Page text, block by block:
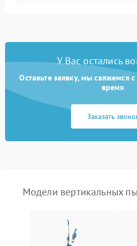
Электронные компоненты
Поломка кнопки
Неисправность системы
1000 ₽
Неисправность системы
1000 ₽
Поломка системы
управления
1500 ₽
Поломка системы
освещения (если есть)
У Вас остались
Оставьте заявку, мы свяжемся
время
Заказать
Модели вертикальных